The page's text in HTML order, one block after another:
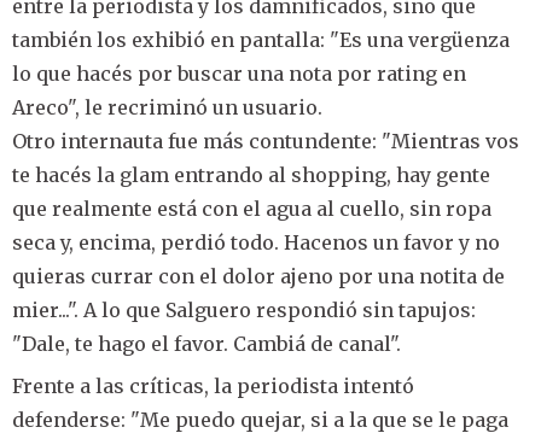
entre la periodista y los damnificados, sino que
también los exhibió en pantalla: "Es una vergüenza
lo que hacés por buscar una nota por rating en
Areco", le recriminó un usuario.
Otro internauta fue más contundente: "Mientras vos
te hacés la glam entrando al shopping, hay gente
que realmente está con el agua al cuello, sin ropa
seca y, encima, perdió todo. Hacenos un favor y no
quieras currar con el dolor ajeno por una notita de
mier...". A lo que Salguero respondió sin tapujos:
"Dale, te hago el favor. Cambiá de canal".
Frente a las críticas, la periodista intentó
defenderse: "Me puedo quejar, si a la que se le paga